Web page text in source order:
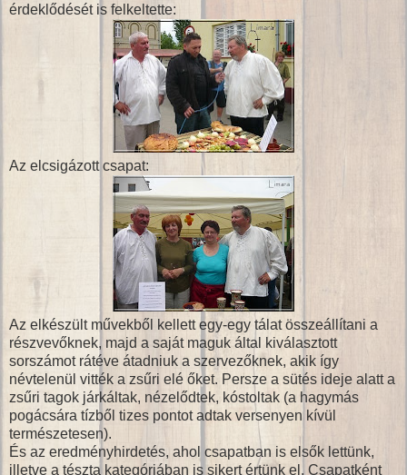
érdeklődését is felkeltette:
Az elcsigázott csapat:
Az elkészült művekből kellett egy-egy tálat összeállítani a
részvevőknek, majd a saját maguk által kiválasztott
sorszámot rátéve átadniuk a szervezőknek, akik így
névtelenül vitték a zsűri elé őket. Persze a sütés ideje alatt a
zsűri tagok járkáltak, nézelődtek, kóstoltak (a hagymás
pogácsára tízből tizes pontot adtak versenyen kívül
természetesen).
És az eredményhirdetés, ahol csapatban is elsők lettünk,
illetve a tészta kategóriában is sikert értünk el. Csapatként